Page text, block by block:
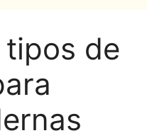
de